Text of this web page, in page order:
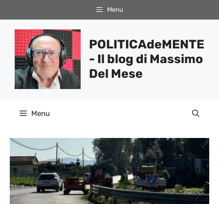
al
contenuto
Menu
POLITICAdeMENTE
- Il blog di Massimo
Del Mese
Menu